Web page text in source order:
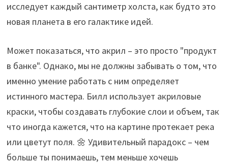
исследует каждый сантиметр холста, как будто это
новая планета в его галактике идей.
Может показаться, что акрил – это просто "продукт
в банке". Однако, мы не должны забывать о том, что
именно умение работать с ним определяет
истинного мастера. Билл использует акриловые
краски, чтобы создавать глубокие слои и объем, так
что иногда кажется, что на картине протекает река
или цветут поля. 🌼 Удивительный парадокс – чем
больше ты понимаешь, тем меньше хочешь